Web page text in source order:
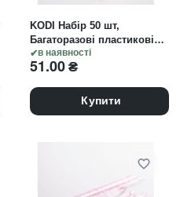
в наявності
KODI Набір 50 шт,
Багаторазові пластикові
палички для кутикули,
червоний колір
51.00₴
Купити